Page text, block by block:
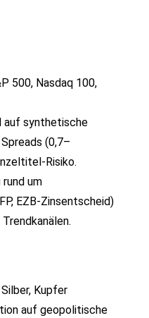
500, Nasdaq 100,
auf synthetische
(0,7–
rund um
EZB‑Zinsentscheid)
Kupfer
auf geopolitische